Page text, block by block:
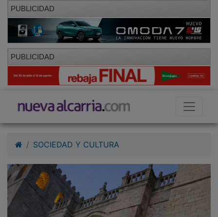
PUBLICIDAD
PUBLICIDAD